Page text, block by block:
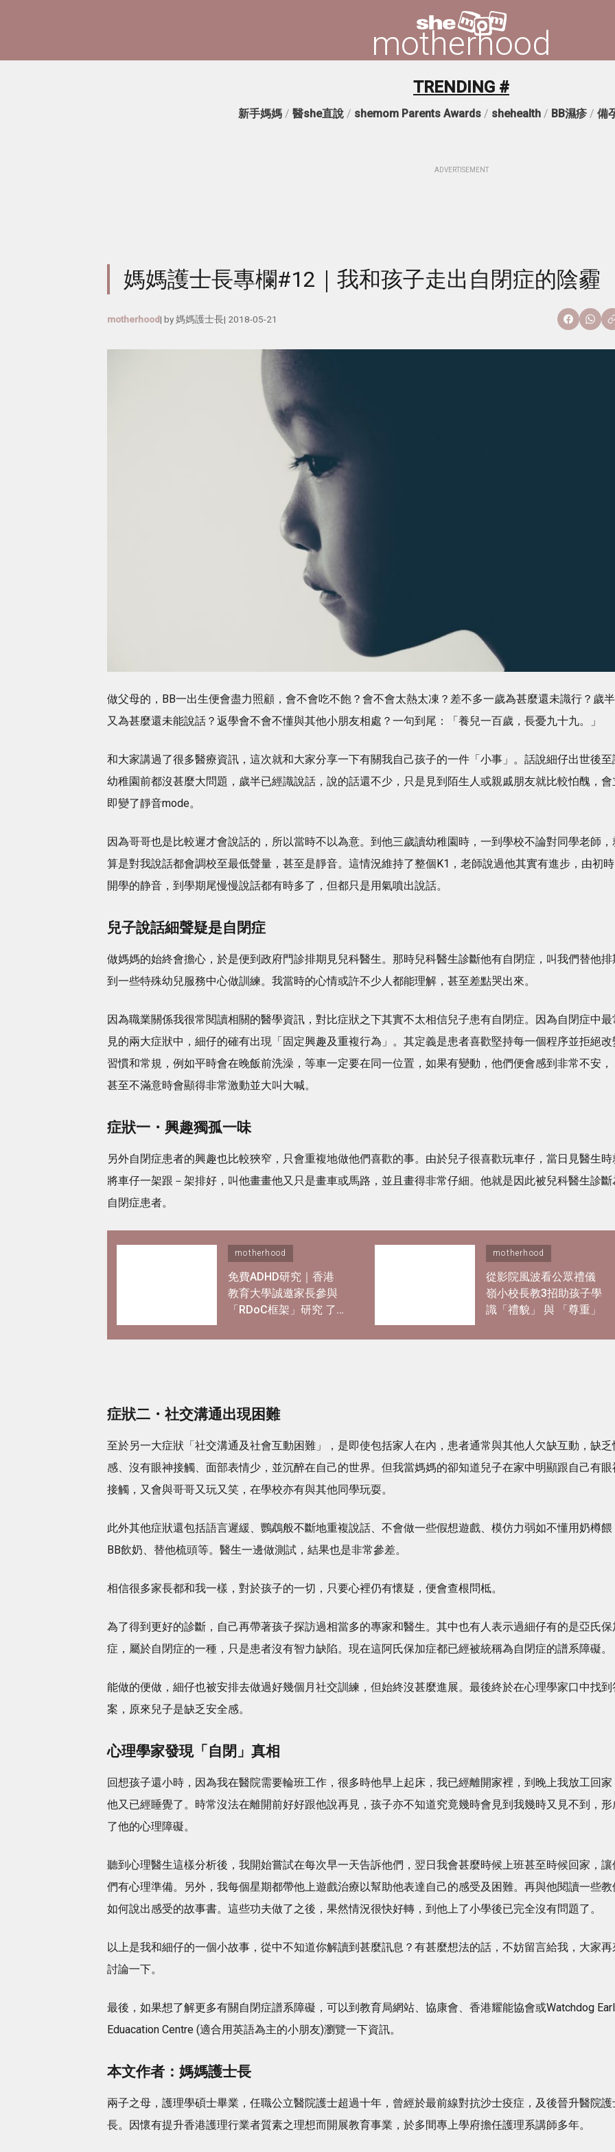
motherhood
TRENDING #
新手媽媽 / 醫she直說 / shemom Parents Awards / shehealth / BB濕疹 / 備
ADVERTISEMENT
媽媽護士長專欄#12｜我和孩子走出自閉症的陰霾
motherhood| by媽媽護士長| 2018-05-21
做父母的，BB一出生便會盡力照顧，會不會吃不飽？會不會太熱太凍？差不多一歲為甚麼還未識行？歲半
又為甚麼還未能說話？返學會不會不懂與其他小朋友相處？一句到尾：「養兒一百歲，長憂九十九。」
和大家講過了很多醫療資訊，這次就和大家分享一下有關我自己孩子的一件「小事」。話說細仔出世後至
幼稚園前都沒甚麼大問題，歲半已經識說話，說的話還不少，只是見到陌生人或親戚朋友就比較怕醜，會
即變了靜音mode。
因為哥哥也是比較遲才會說話的，所以當時不以為意。到他三歲讀幼稚園時，一到學校不論對同學老師，
算是對我說話都會調校至最低聲量，甚至是靜音。這情況維持了整個K1，老師說過他其實有進步，由初時
開學的静音，到學期尾慢慢說話都有時多了，但都只是用氣噴出說話。
兒子說話細聲疑是自閉症
做媽媽的始終會擔心，於是便到政府門診排期見兒科醫生。那時兒科醫生診斷他有自閉症，叫我們替他排
到一些特殊幼兒服務中心做訓練。我當時的心情或許不少人都能理解，甚至差點哭出來。
因為職業關係我很常閱讀相關的醫學資訊，對比症狀之下其實不太相信兒子患有自閉症。因為自閉症中最
見的兩大症狀中，細仔的確有出現「固定興趣及重複行為」。其定義是患者喜歡堅持每一個程序並拒絕改
習慣和常規，例如平時會在晚飯前洗澡，等車一定要在同一位置，如果有變動，他們便會感到非常不安，
甚至不滿意時會顯得非常激動並大叫大喊。
症狀一・興趣獨孤一味
另外自閉症患者的興趣也比較狹窄，只會重複地做他們喜歡的事。由於兒子很喜歡玩車仔，當日見醫生時
將車仔一架跟－架排好，叫他畫畫他又只是畫車或馬路，並且畫得非常仔細。他就是因此被兒科醫生診斷
自閉症患者。
motherhood
免費ADHD研究｜香港
教育大學誠邀家長參與
「RDoC框架」研究 了
躍情況
motherhood
從影院風波看公眾禮儀
嶺小校長教3招助孩子學
識「禮貌」 與 「尊重」
症狀二・社交溝通出現困難
至於另一大症狀「社交溝通及社會互動困難」，是即使包括家人在內，患者通常與其他人欠缺互動，缺乏
感、沒有眼神接觸、面部表情少，並沉醉在自己的世界。但我當媽媽的卻知道兒子在家中明顯跟自己有眼
接觸，又會與哥哥又玩又笑，在學校亦有與其他同學玩耍。
此外其他症狀還包括語言遲緩、鸚鵡般不斷地重複說話、不會做一些假想遊戲、模仿力弱如不懂用奶樽餵
BB飲奶、替他梳頭等。醫生一邊做測試，結果也是非常參差。
相信很多家長都和我一樣，對於孩子的一切，只要心裡仍有懷疑，便會查根問柢。
為了得到更好的診斷，自己再帶著孩子探訪過相當多的專家和醫生。其中也有人表示過細仔有的是亞氏保
症，屬於自閉症的一種，只是患者沒有智力缺陷。現在這阿氏保加症都已經被統稱為自閉症的譜系障礙。
能做的便做，細仔也被安排去做過好幾個月社交訓練，但始終沒甚麼進展。最後終於在心理學家口中找到
案，原來兒子是缺乏安全感。
心理學家發現「自閉」真相
回想孩子還小時，因為我在醫院需要輪班工作，很多時他早上起床，我已經離開家裡，到晚上我放工回家
他又已經睡覺了。時常沒法在離開前好好跟他說再見，孩子亦不知道究竟幾時會見到我幾時又見不到，形
了他的心理障礙。
聽到心理醫生這樣分析後，我開始嘗試在每次早一天告訴他們，翌日我會甚麼時候上班甚至時候回家，讓
們有心理準備。另外，我每個星期都帶他上遊戲治療以幫助他表達自己的感受及困難。再與他閱讀一些教
如何說出感受的故事書。這些功夫做了之後，果然情況很快好轉，到他上了小學後已完全沒有問題了。
以上是我和細仔的一個小故事，從中不知道你解讀到甚麼訊息？有甚麼想法的話，不妨留言給我，大家再
討論一下。
最後，如果想了解更多有關自閉症譜系障礙，可以到教育局網站、協康會、香港耀能協會或Watchdog
Eduacation Centre (適合用英語為主的小朋友)瀏覽一下資訊。
本文作者：媽媽護士長
兩子之母，護理學碩士畢業，任職公立醫院護士超過十年，曾經於最前線對抗沙士疫症，及後晉升醫院護
長。因懷有提升香港護理行業者質素之理想而開展教育事業，於多間專上學府擔任護理系講師多年。